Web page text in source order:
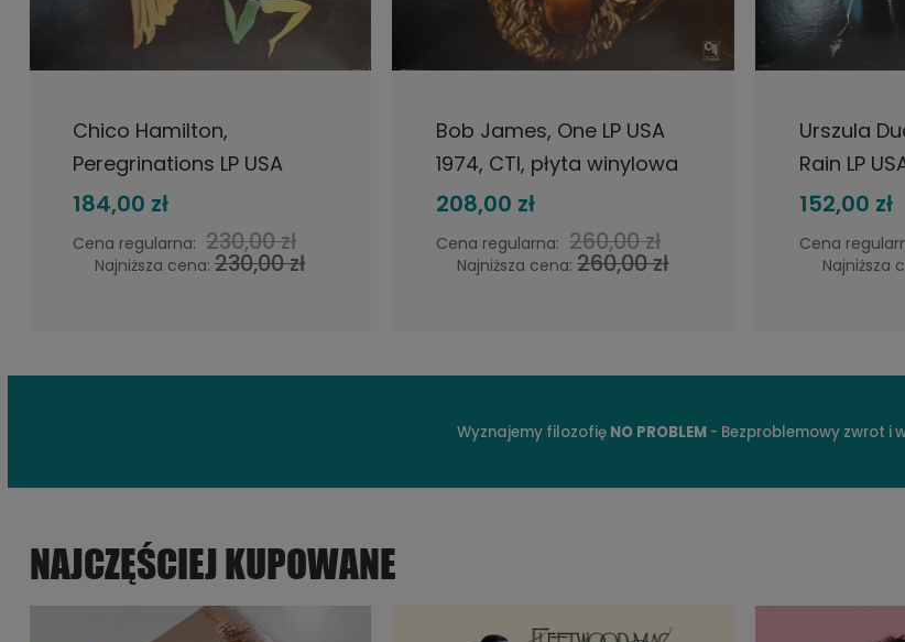
Chico Hamilton,
Peregrinations LP USA
1975 Blue Note, płyta
184,00 zł
Cena regularna: 230,00 zł
Najniższa cena: 230,00 zł
Bob James, One LP USA
1974, CTI, płyta winylowa
jazz
208,00 zł
Cena regularna: 260,00 zł
Najniższa cena:260,00 zł
DO KOSZYKA
Urszula
Rain LP
płyta
152,00 zł
Cena
Najniższa
Wyznajemy filozofię NO PROBLEM- Bezproblemowy zwrot i
NAJCZĘŚCIEJ KUPOWANE